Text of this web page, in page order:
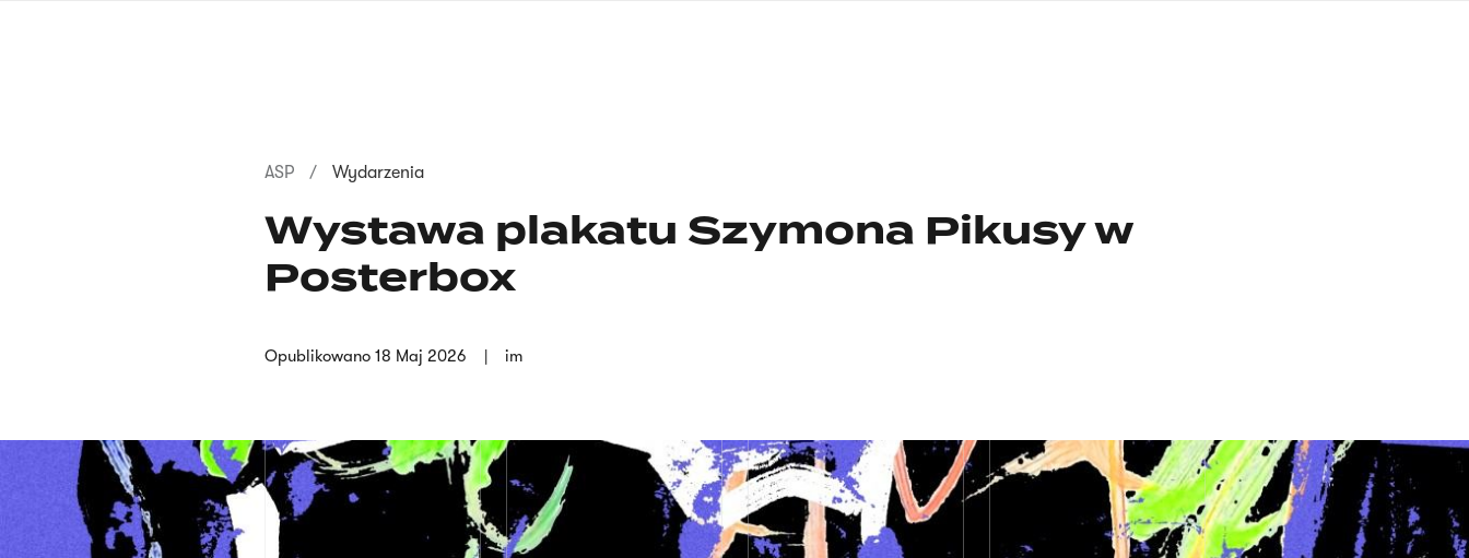
Ścieżka
nawigacyjna
ASP Wydarzenia
Wystawa plakatu Szymona Pikusy w
Posterbox
Opublikowano 18 Maj 2026 im